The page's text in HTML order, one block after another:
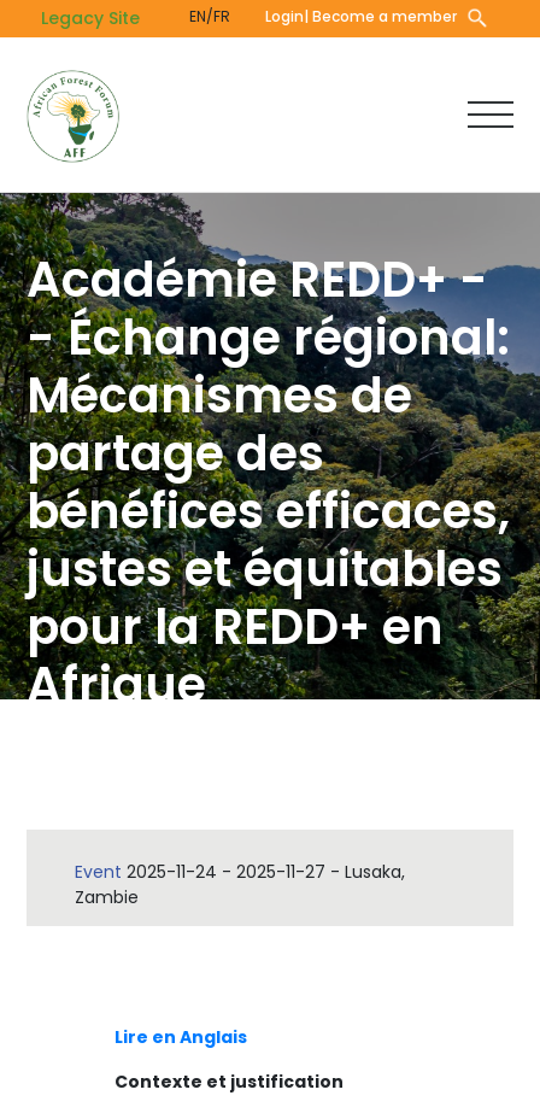
to
content
Legacy Site EN/FR Login| Become a member
Académie REDD+ -
- Échange régional:
Mécanismes de
partage des
bénéfices efficaces,
justes et équitables
pour la REDD+ en
Afrique
Event 2025-11-24 -2025-11-27 -Lusaka,
Zambie
Lire en Anglais
Contexte et justification